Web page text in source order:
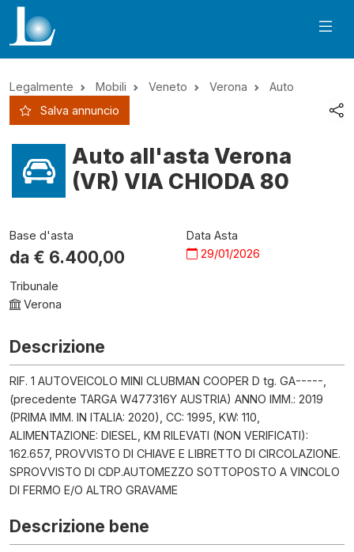
Legalmente Mobili Veneto Verona
Auto
Salva annuncio
Auto all'asta Verona
(VR) VIA CHIODA 80
Base d'asta
da € 6.400,00
Data Asta
29/01/2026
Tribunale
Verona
Descrizione
RIF. 1 AUTOVEICOLO MINI CLUBMAN COOPER D tg. GA-----,
(precedente TARGA W477316Y AUSTRIA) ANNO IMM.: 2019
(PRIMA IMM. IN ITALIA: 2020), CC: 1995, KW: 110,
ALIMENTAZIONE: DIESEL, KM RILEVATI (NON VERIFICATI):
162.657, PROVVISTO DI CHIAVE E LIBRETTO DI CIRCOLAZIONE.
SPROVVISTO DI CDP.AUTOMEZZO SOTTOPOSTO A VINCOLO
DI FERMO E/O ALTRO GRAVAME
Descrizione bene